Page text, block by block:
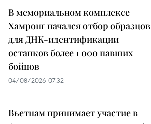
В мемориальном комплексе
Хамронг начался отбор образцов
для ДНК-идентификации
останков более 1 000 павших
бойцов
04/08/2026 07:32
Вьетнам принимает участие в